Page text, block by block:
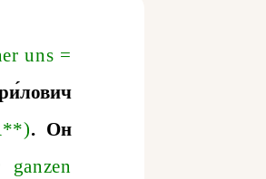
uns =
**). Он
ganzen